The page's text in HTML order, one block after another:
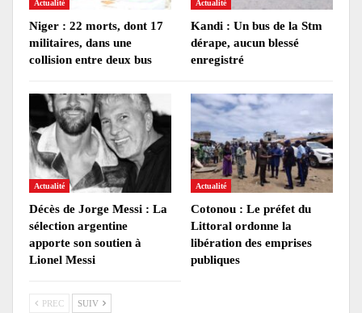
Actualité
Niger : 22 morts, dont 17
militaires, dans une
collision entre deux bus
Actualité
Kandi : Un bus de la Stm
dérape, aucun blessé
enregistré
Actualité
Décès de Jorge Messi : La
sélection argentine
apporte son soutien à
Lionel Messi
Actualité
Cotonou : Le préfet du
Littoral ordonne la
libération des emprises
publiques
PREC SUIV